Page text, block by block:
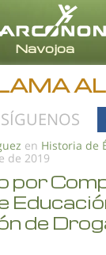
Español
Todas las
AL
SÍGUENOS
en Historia de
de 2019
por
de